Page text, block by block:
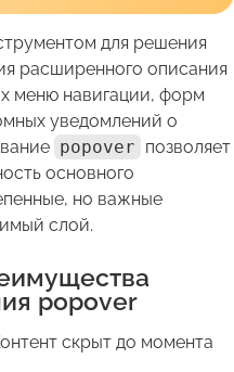
для решения
расширенного описания
меню навигации, форм
уведомлений о
popover позволяет
основного
но важные
слой.
popover
скрыт до момента